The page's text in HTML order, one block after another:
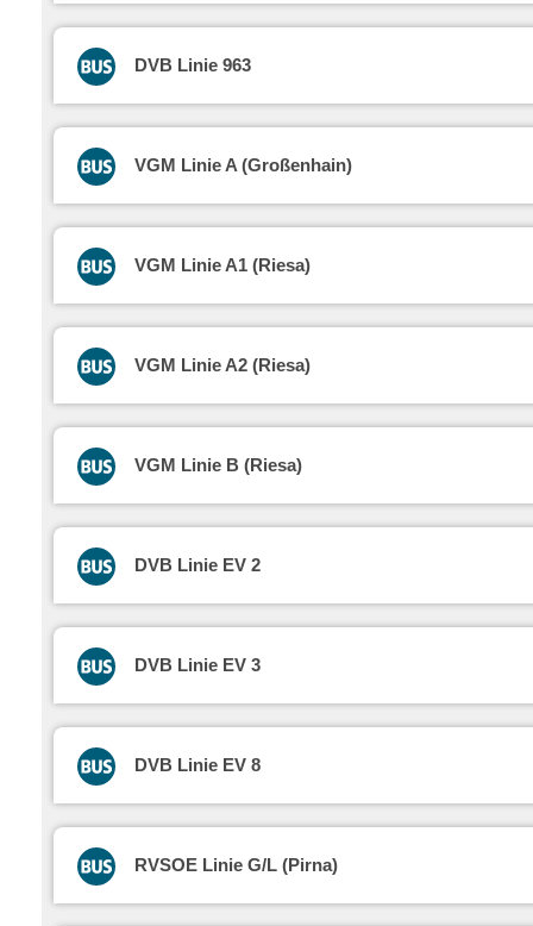
DVB Linie 963
VGM Linie A (Großenhain)
VGM Linie A1 (Riesa)
VGM Linie A2 (Riesa)
VGM Linie B (Riesa)
DVB Linie EV 2
DVB Linie EV 3
DVB Linie EV 8
RVSOE Linie G/L (Pirna)